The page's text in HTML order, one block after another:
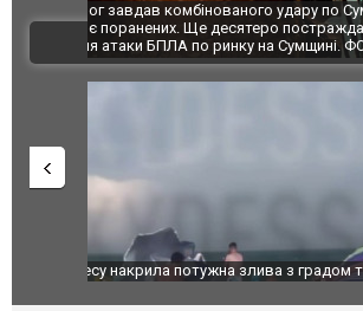
За 2000 кілометрів від кордону з
Єкатеринбурзі після атаки дронів
склад Wildberries. ФОТО. ВІДЕО
ВІДЕО
Вже вивели на тести: Ferrari готує